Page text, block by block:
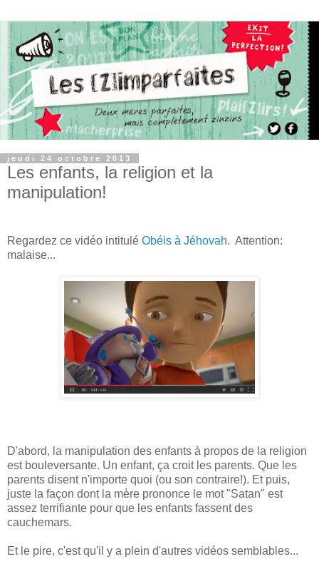
jeudi 24 octobre 2013
Les enfants, la religion et la
manipulation!
Regardez ce vidéo intitulé Obéis à Jéhovah. Attention:
malaise...
D'abord, la manipulation des enfants à propos de la religion
est bouleversante. Un enfant, ça croit les parents. Que les
parents disent n'importe quoi (ou son contraire!). Et puis,
juste la façon dont la mère prononce le mot "Satan" est
assez terrifiante pour que les enfants fassent des
cauchemars.
Et le pire, c'est qu'il y a plein d'autres vidéos semblables...